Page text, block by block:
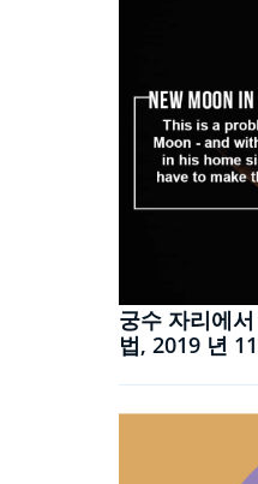
궁수 자리에
법, 2019 년